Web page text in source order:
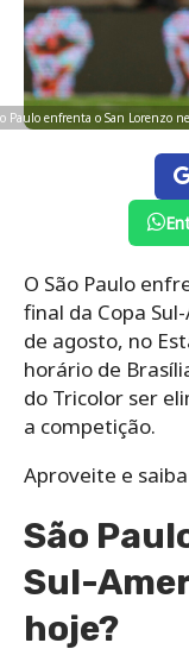
Paulo enfrenta o San Lorenzo
O São Paulo
final da Copa
de agosto, no
horário de
do Tricolor ser
a competição.
Aproveite e saiba
São
Sul-
hoje?